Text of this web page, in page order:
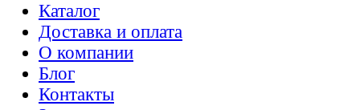
Каталог
Доставка и оплата
О компании
Блог
Контакты